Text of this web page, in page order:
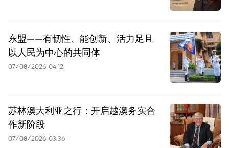
东盟——有韧性、能创新、活力足且
以人民为中心的共同体
07/08/2026 04:12
苏林澳大利亚之行：开启越澳务实合
作新阶段
07/08/2026 03:36